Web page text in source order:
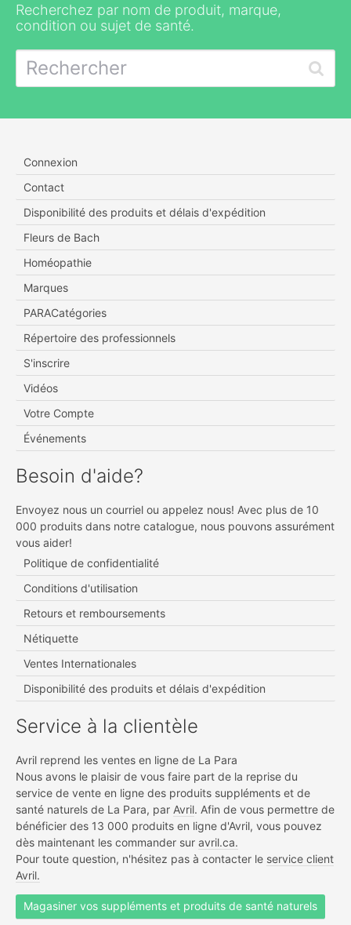
Recherchez par nom de produit, marque,
condition ou sujet de santé.
Connexion
Contact
Disponibilité des produits et délais d'expédition
Fleurs de Bach
Homéopathie
Marques
PARACatégories
Répertoire des professionnels
S'inscrire
Vidéos
Votre Compte
Événements
Besoin d'aide?
Envoyez nous un courriel ou appelez nous! Avec plus de 10
000 produits dans notre catalogue, nous pouvons assurément
vous aider!
Politique de confidentialité
Conditions d'utilisation
Retours et remboursements
Nétiquette
Ventes Internationales
Disponibilité des produits et délais d'expédition
Service à la clientèle
Avril reprend les ventes en ligne de La Para
Nous avons le plaisir de vous faire part de la reprise du
service de vente en ligne des produits suppléments et de
santé naturels de La Para, par Avril. Afin de vous permettre de
bénéficier des 13 000 produits en ligne d'Avril, vous pouvez
dès maintenant les commander sur avril.ca.
Pour toute question, n'hésitez pas à contacter le service client
Avril.
Magasiner vos suppléments et produits de santé naturels